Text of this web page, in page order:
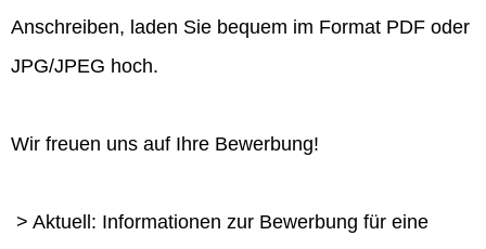
Anschreiben, laden Sie bequem im Format PDF oder
JPG/JPEG hoch.
Wir freuen uns auf Ihre Bewerbung!
> Aktuell: Informationen zur Bewerbung für eine